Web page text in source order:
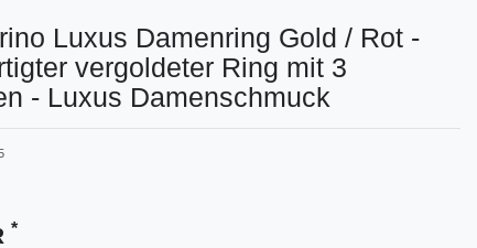
Luxus Damenring Gold / Rot -
vergoldeter Ring mit 3
- Luxus Damenschmuck
*